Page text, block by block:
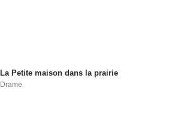
La Petite maison dans la prairie
Drame